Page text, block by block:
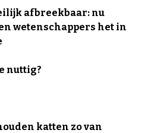
afbreekbaar: nu
wetenschappers het in
nuttig?
katten zo van